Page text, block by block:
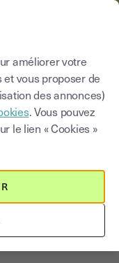
Saisissez un terme
de
améliorer votre
vous proposer de
des annonces)
. Vous pouvez
le lien « Cookies »